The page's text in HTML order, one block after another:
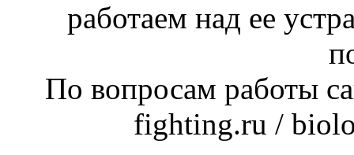
работаем над ее
По вопросам работы
fighting.ru /